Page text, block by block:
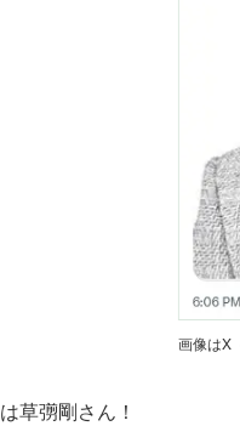
画像はX
草彅剛さん！